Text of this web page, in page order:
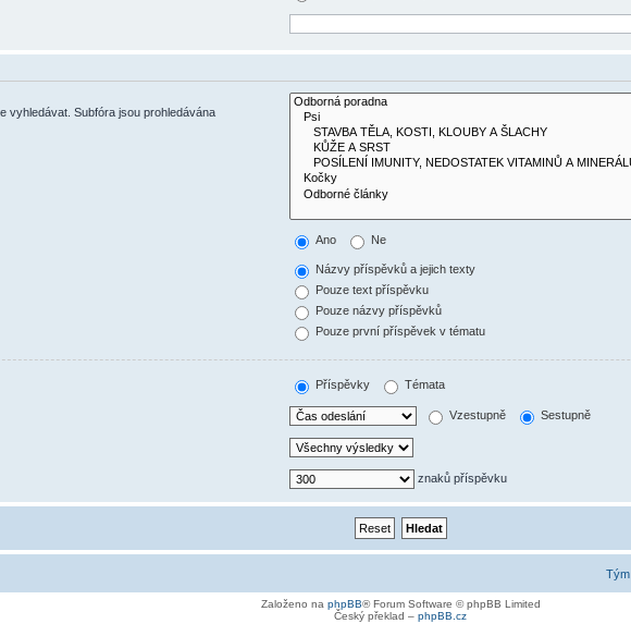
vyhledávat. Subfóra jsou prohledávána
Ano Ne
Názvy příspěvků a jejich texty
Pouze text příspěvku
Pouze názvy příspěvků
Pouze první příspěvek v tématu
Příspěvky Témata
Vzestupně Sestupně
znaků příspěvku
Tým
Založeno na phpBB® Forum Software © phpBB Limited
Český překlad – phpBB.cz